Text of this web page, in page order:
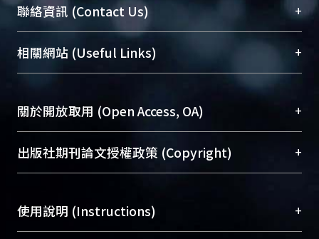
臺大位居世界頂尖大學之列，為永久珍藏及向國際
展現本校豐碩的研究成果及學術能量，圖書館整合
機構典藏（NTUR）與學術庫（AH）不同功能平
台，成為臺大學術典藏NTU scholars。期能整合研
究能量、促進交流合作、保存學術產出、推廣研究
成果。
To permanently archive and promote researcher
profiles and scholarly works, Library integrates the
services of “NTU Repository” with “Academic
聯絡資訊 (Contact Us) +
總館學科館員(Main Library)
醫學圖書館學科館員(Medical Library)
(Social
Sciences Library)
相關網站 (Useful Links) +
關於開放取用 (Open Access, OA) +
開放取用是從使用者角度提升資訊取用性的社會運
動，應用在學術研究上是透過將研究著作公開供使
用逐年攀升。同時可加速研究發展、提升研究影響
出版社期刊論文授權政策 (Copyright) +
含部分內容的版權非匯入者所有，或由第三方贊
助與合作完成，請確認該版權所有者及第三方同
使用說明 (Instructions) +